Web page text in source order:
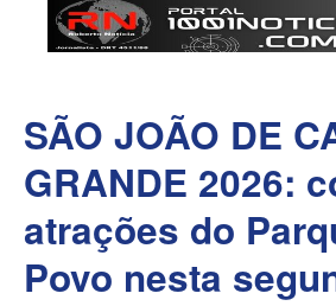
SÃO JOÃO DE
GRANDE 2026:
atrações do
Povo nesta